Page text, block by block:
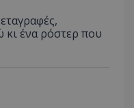
κι ένα ρόστερ που